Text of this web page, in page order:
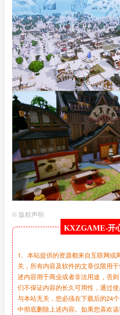
© 版权声明
KXZGAME-开
1、本站提供的资源都来自互联网或
关，所有内容及软件的文章仅限用
述内容用于商业或者非法用途，否
们不保证内容的长久可用性，通过
与本站无关，您必须在下载后的24
中彻底删除上述内容。如果您喜欢